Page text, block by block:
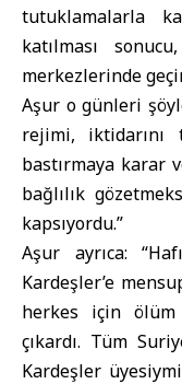
tutuklamalarla
katılması
merkezlerinde
Aşur o günleri
rejimi,
bastırmaya karar
bağlılık
kapsıyordu.”
Aşur ayrıca:
Kardeşler’e
herkes için ölüm
çıkardı. Tüm
Kardeşler